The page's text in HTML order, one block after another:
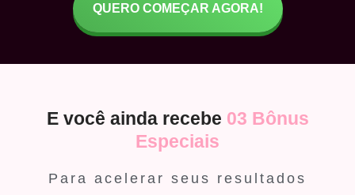
QUERO COMEÇAR AGORA!
E você ainda recebe 03 Bônus
Especiais
Para acelerar seus resultados